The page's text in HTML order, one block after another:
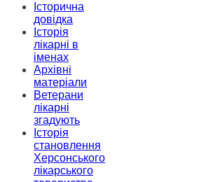
Історична
довідка
Історія
лікарні в
іменах
Архівні
матеріали
Ветерани
лікарні
згадують
Історія
становлення
Херсонського
лікарського